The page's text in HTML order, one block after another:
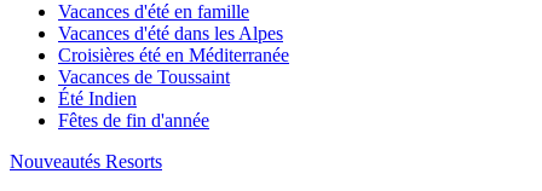
Vacances d'été en famille
Vacances d'été dans les Alpes
Croisières été en Méditerranée
Vacances de Toussaint
Été Indien
Fêtes de fin d'année
Nouveautés Resorts